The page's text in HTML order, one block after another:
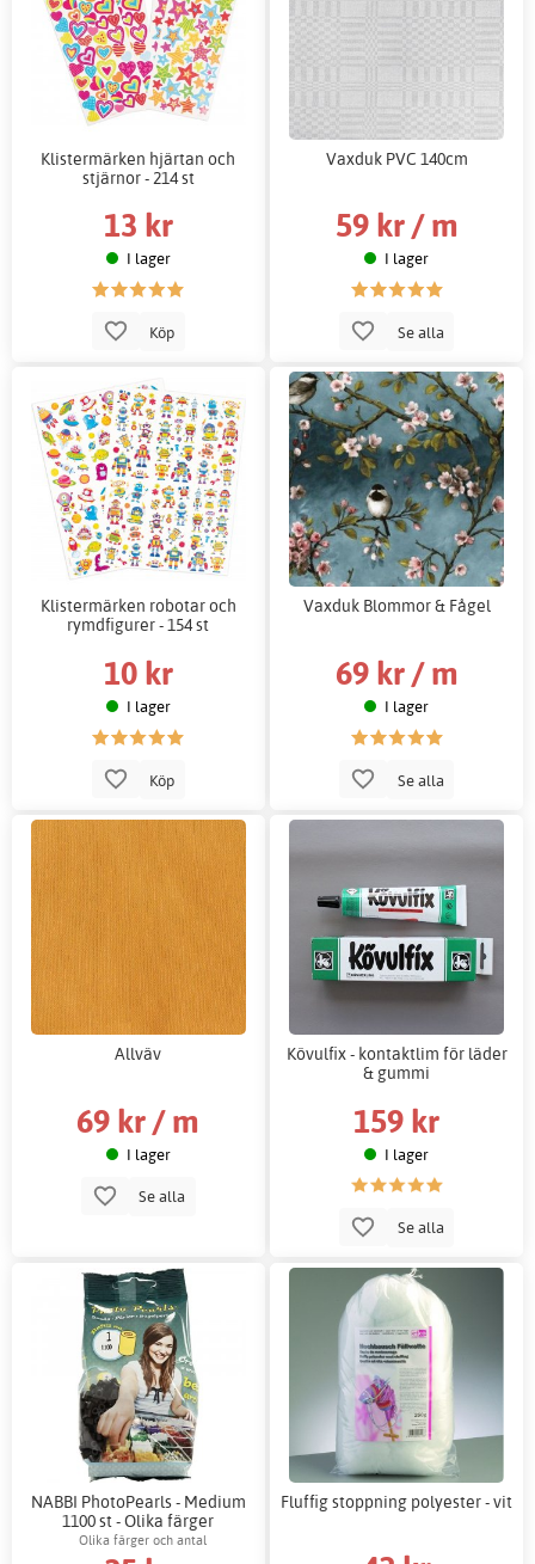
Klistermärken hjärtan och
stjärnor - 214 st
13 kr
I lager
Köp
Vaxduk PVC 140cm
59 kr / m
I lager
Se alla
Klistermärken robotar och
rymdfigurer - 154 st
10 kr
I lager
Köp
Vaxduk Blommor & Fågel
69 kr / m
I lager
Se alla
Allväv
69 kr / m
I lager
Se alla
Kövulfix - kontaktlim för läder
& gummi
159 kr
I lager
Se alla
NABBI PhotoPearls - Medium
1100 st - Olika färger
Olika färger och antal
Fluffig stoppning polyester - vit